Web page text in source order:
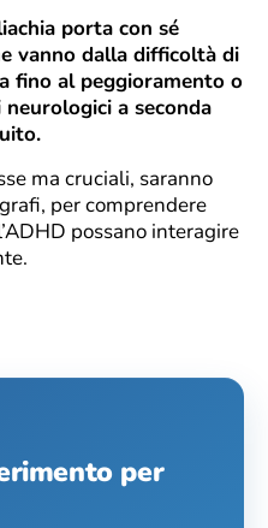
porta con sé
vanno dalla difficoltà di
fino al peggioramento o
a seconda
ma cruciali, saranno
per comprendere
possano interagire
per